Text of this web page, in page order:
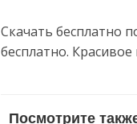
Скачать бесплатно
бесплатно.
Посмотрите